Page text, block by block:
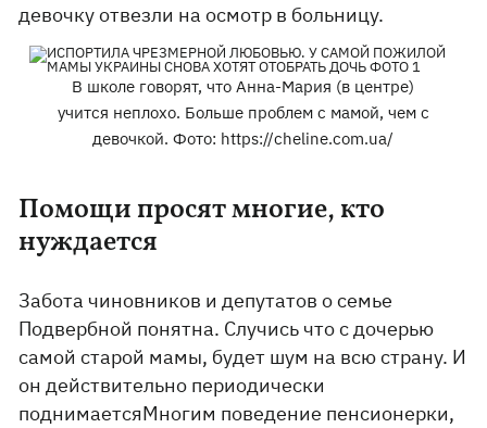
девочку отвезли на осмотр в больницу.
В школе говорят, что Анна-Мария (в центре)
учится неплохо. Больше проблем с мамой, чем с
девочкой. Фото: https://cheline.com.ua/
Помощи просят многие, кто
нуждается
Забота чиновников и депутатов о семье
Подвербной понятна. Случись что с дочерью
самой старой мамы, будет шум на всю страну. И
он действительно периодически
поднимаетсяМногим поведение пенсионерки,